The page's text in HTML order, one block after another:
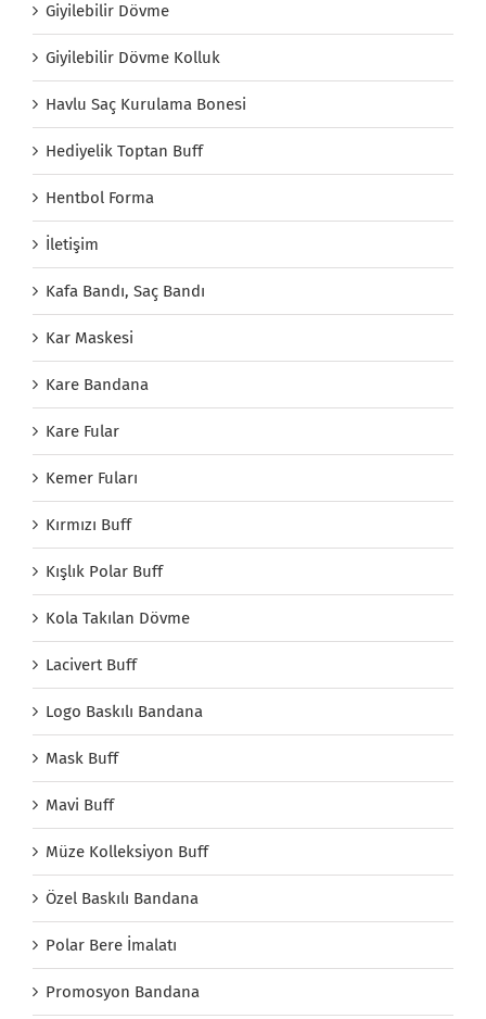
Giyilebilir Dövme
Giyilebilir Dövme Kolluk
Havlu Saç Kurulama Bonesi
Hediyelik Toptan Buff
Hentbol Forma
İletişim
Kafa Bandı, Saç Bandı
Kar Maskesi
Kare Bandana
Kare Fular
Kemer Fuları
Kırmızı Buff
Kışlık Polar Buff
Kola Takılan Dövme
Lacivert Buff
Logo Baskılı Bandana
Mask Buff
Mavi Buff
Müze Kolleksiyon Buff
Özel Baskılı Bandana
Polar Bere İmalatı
Promosyon Bandana